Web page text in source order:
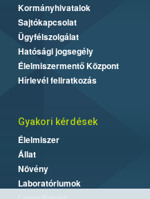
Kormányhivatalok
Sajtókapcsolat
Ügyfélszolgálat
Hatósági jogsegély
Élelmiszermentő Központ
Hírlevél feliratkozás
Gyakori kérdések
Élelmiszer
Állat
Növény
Laboratóriumok